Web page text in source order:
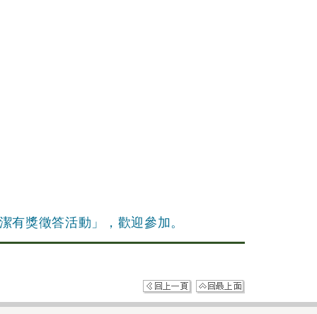
有獎徵答活動」，歡迎參加。